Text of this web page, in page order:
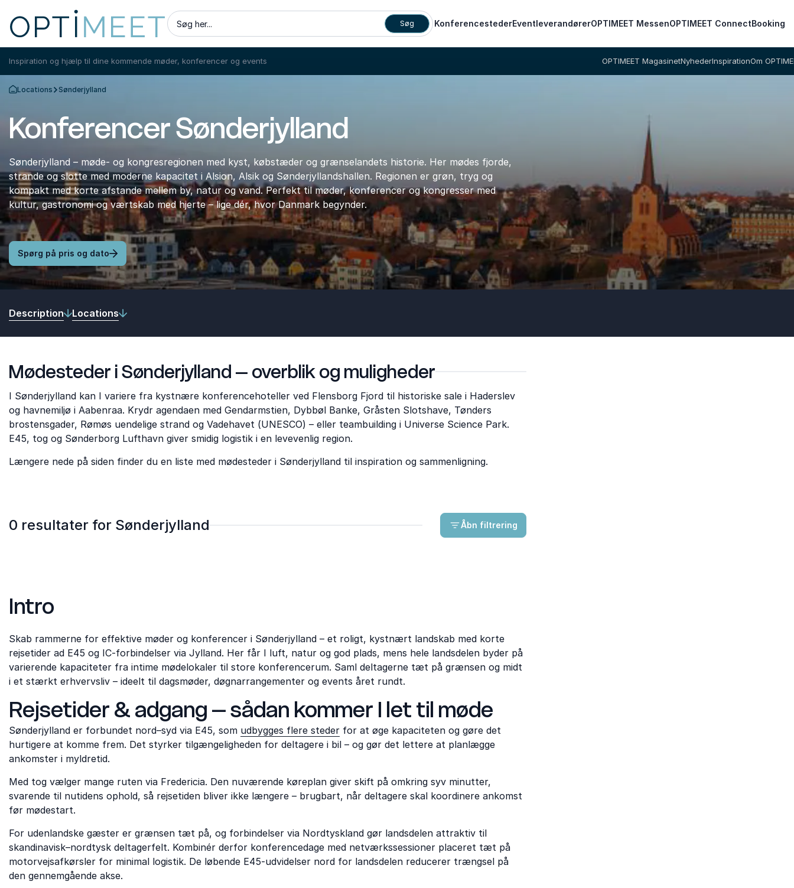
Søg her... Søg KonferencestederEventleverandørerOPTIMEET MessenOPTIMEET ConnectBooking
Inspiration og hjælp til dine kommende møder, konferencer og events OPTIMEET MagasinetNyhederInspirationOm
Tilbage til forsiden
Locations Sønderjylland
Konferencer Sønderjylland
Sønderjylland – møde- og kongresregionen med kyst, købstæder og grænselandets historie. Her mødes fjorde,
strande og slotte med moderne kapacitet i Alsion, Alsik og Sønderjyllandshallen. Regionen er grøn, tryg og
kompakt med korte afstande mellem by, natur og vand. Perfekt til møder, konferencer og kongresser med
kultur, gastronomi og værtskab med hjerte – lige dér, hvor Danmark begynder.
Spørg på pris og dato
Vi sidder klar til at hjælpe dig med at finde
de perfekte rammer for dit arrangement.
Dit navn
E-mail
Dit telefonnummer
Description Locations
Mødesteder i Sønderjylland – overblik og muligheder
I Sønderjylland kan I variere fra kystnære konferencehoteller ved Flensborg Fjord til historiske sale i Haderslev
og havnemiljø i Aabenraa. Krydr agendaen med Gendarmstien, Dybbøl Banke, Gråsten Slotshave, Tønders
brostensgader, Rømøs uendelige strand og Vadehavet (UNESCO) – eller teambuilding i Universe Science Park.
E45, tog og Sønderborg Lufthavn giver smidig logistik i en levevenlig region.
Længere nede på siden finder du en liste med mødesteder i Sønderjylland til inspiration og sammenligning.
0 resultater for Sønderjylland Åbn filtrering
Intro
Skab rammerne for effektive møder og konferencer i Sønderjylland – et roligt, kystnært landskab med korte
rejsetider ad E45 og IC-forbindelser via Jylland. Her får I luft, natur og god plads, mens hele landsdelen byder på
varierende kapaciteter fra intime mødelokaler til store konferencerum. Saml deltagerne tæt på grænsen og midt
i et stærkt erhvervsliv – ideelt til dagsmøder, døgnarrangementer og events året rundt.
Rejsetider & adgang – sådan kommer I let til møde
Sønderjylland er forbundet nord–syd via E45, som udbygges flere steder for at øge kapaciteten og gøre det
hurtigere at komme frem. Det styrker tilgængeligheden for deltagere i bil – og gør det lettere at planlægge
ankomster i myldretid.
Med tog vælger mange ruten via Fredericia. Den nuværende køreplan giver skift på omkring syv minutter,
svarende til nutidens ophold, så rejsetiden bliver ikke længere – brugbart, når deltagere skal koordinere ankomst
før mødestart.
For udenlandske gæster er grænsen tæt på, og forbindelser via Nordtyskland gør landsdelen attraktiv til
skandinavisk–nordtysk deltagerfelt. Kombinér derfor konferencedage med netværkssessioner placeret tæt på
motorvejsafkørsler for minimal logistik. De løbende E45-udvidelser nord for landsdelen reducerer trængsel på
den gennemgående akse.